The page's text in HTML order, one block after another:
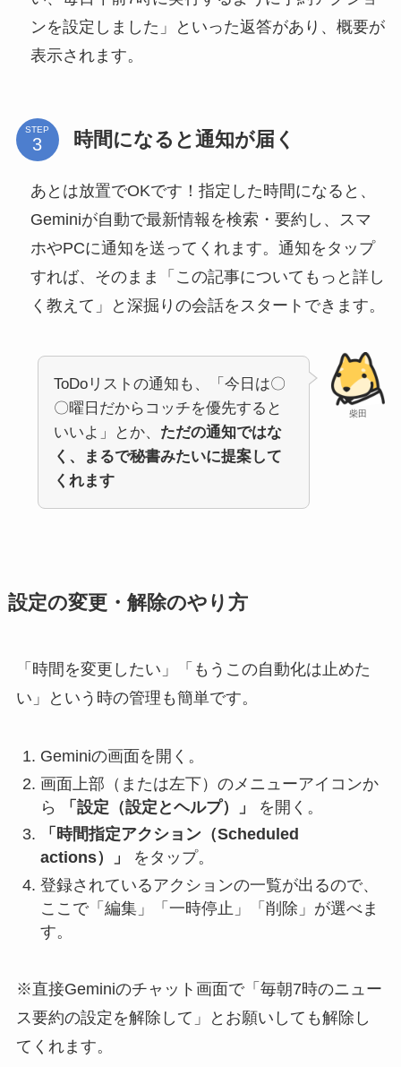
ンを設定しました」といった返答があり、概要が
表示されます。
STEP 時間になると通知が届く
あとは放置でOKです！指定した時間になると、
Geminiが自動で最新情報を検索・要約し、スマ
ホやPCに通知を送ってくれます。通知をタップ
すれば、そのまま「この記事についてもっと詳し
く教えて」と深掘りの会話をスタートできます。
柴田
ToDoリストの通知も、「今日は〇
〇曜日だからコッチを優先すると
いいよ」とか、 ただの通知ではな
く、まるで秘書みたいに提案して
くれます
設定の変更・解除のやり方
「時間を変更したい」「もうこの自動化は止めた
い」という時の管理も簡単です。
Geminiの画面を開く。
画面上部（または左下）のメニューアイコンか
ら
「設定（設定とヘルプ）」
を開く。
「時間指定アクション（Scheduled
actions）」
をタップ。
登録されているアクションの一覧が出るので、
ここで「編集」「一時停止」「削除」が選べま
す。
※直接Geminiのチャット画面で「毎朝7時のニュー
ス要約の設定を解除して」とお願いしても解除し
てくれます。